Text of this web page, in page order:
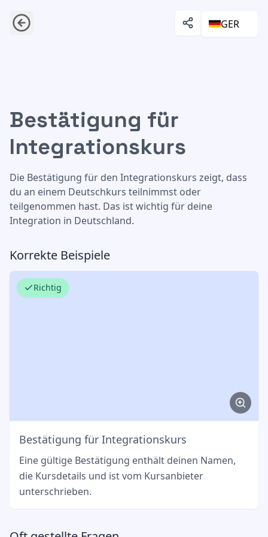
GER
Bestätigung für Integrationskurs
Bestätigung für
Integrationskurs
Die Bestätigung für den Integrationskurs zeigt, dass
du an einem Deutschkurs teilnimmst oder
teilgenommen hast. Das ist wichtig für deine
Integration in Deutschland.
Korrekte Beispiele
Richtig
Bestätigung für Integrationskurs
Eine gültige Bestätigung enthält deinen Namen,
die Kursdetails und ist vom Kursanbieter
unterschrieben.